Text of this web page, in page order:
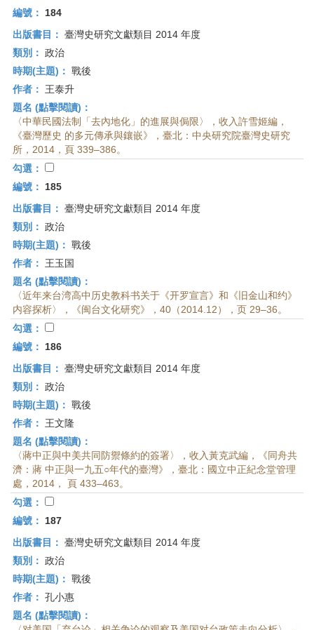
編號：
184
出版書目： 臺灣史研究文獻類目 2014 年度
類別： 政治
時期(主題)： 戰後
作者：
王泰升
題名 (點擊閱讀)：
〈中華民國法制「去內地化」的進展與侷限〉，收入許雪姬編，
《臺灣歷史 的多元傳承與鑲嵌》，臺北：中央研究院臺灣史研究
所，2014，頁 339–386。
勾選：
編號：
185
出版書目： 臺灣史研究文獻類目 2014 年度
類別： 政治
時期(主題)： 戰後
作者：
王玉国
題名 (點擊閱讀)：
〈近年来台湾高中历史教科书关于《开罗宣言》和《旧金山和约》
内容探析〉，《闽台文化研究》，40（2014.12），页 29–36。
勾選：
編號：
186
出版書目： 臺灣史研究文獻類目 2014 年度
類別： 政治
時期(主題)： 戰後
作者：
王文隆
題名 (點擊閱讀)：
〈蔣中正與中美共同防禦條約的簽署〉，收入黃克武編，《同舟共
濟：蔣 中正與一九五○年代的臺灣》，臺北：國立中正紀念堂管理
處，2014， 頁 433–463。
勾選：
編號：
187
出版書目： 臺灣史研究文獻類目 2014 年度
類別： 政治
時期(主題)： 戰後
作者： 孔小惠
題名 (點擊閱讀)：